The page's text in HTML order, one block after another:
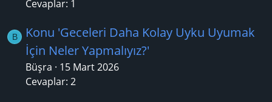
Cevaplar: 1
B
Konu 'Geceleri Daha Kolay Uyku Uyumak
İçin Neler Yapmalıyız?'
Büşra
15 Mart 2026
Cevaplar: 2